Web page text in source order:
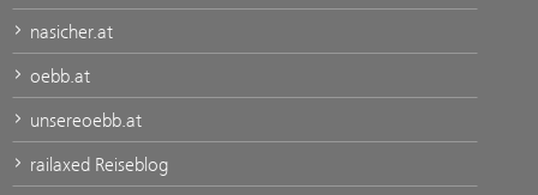
nasicher.at
oebb.at
unsereoebb.at
railaxed Reiseblog